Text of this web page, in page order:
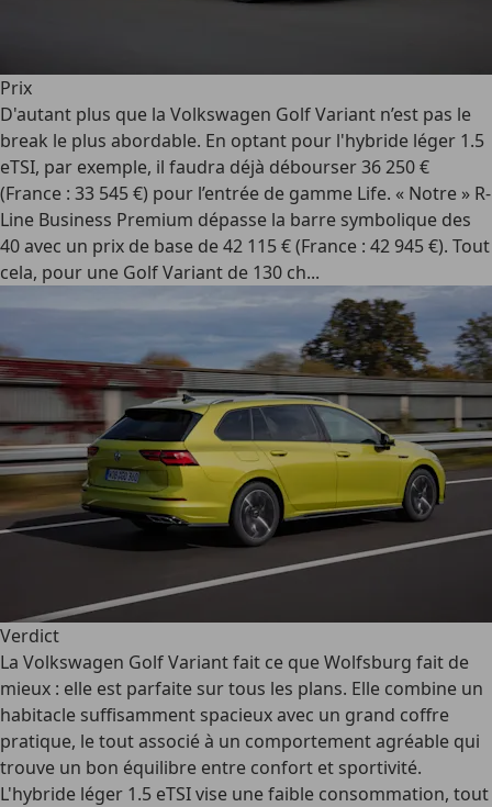
Prix
D'autant plus que la Volkswagen Golf Variant n’est pas le
break le plus abordable. En optant pour l'hybride léger 1.5
eTSI, par exemple, il faudra déjà débourser 36 250 €
(France : 33 545 €) pour l’entrée de gamme Life. « Notre » R-
Line Business Premium dépasse la barre symbolique des
40 avec un prix de base de 42 115 € (France : 42 945 €). Tout
cela, pour une Golf Variant de 130 ch...
Verdict
La Volkswagen Golf Variant fait ce que Wolfsburg fait de
mieux : elle est parfaite sur tous les plans. Elle combine un
habitacle suffisamment spacieux avec un grand coffre
pratique, le tout associé à un comportement agréable qui
trouve un bon équilibre entre confort et sportivité.
L'hybride léger 1.5 eTSI vise une faible consommation, tout